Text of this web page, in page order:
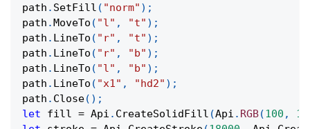
path . SetFill ( "norm" ) ;
path . MoveTo ( "l" , "t" ) ;
path . LineTo ( "r" , "t" ) ;
path . LineTo ( "r" , "b" ) ;
path . LineTo ( "l" , "b" ) ;
path . LineTo ( "x1" , "hd2" ) ;
path . Close( ) ;
let fill = Api . CreateSolidFill (Api . RGB(100 ,